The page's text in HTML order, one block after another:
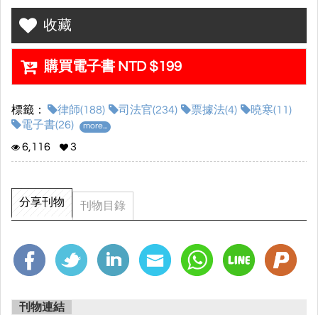
本書作為司法官律師一試選擇題「票據法」科目的備考用書，共分
為七年度，每年度分三部分：單選題、試題答案、試題解析。
收藏
購買電子書 NTD $199
標籤： 律師(188) 司法官(234) 票據法(4)
曉寒(11)
電子書(26)
more...
6,116 3
分享刊物 刊物目錄
刊物連結